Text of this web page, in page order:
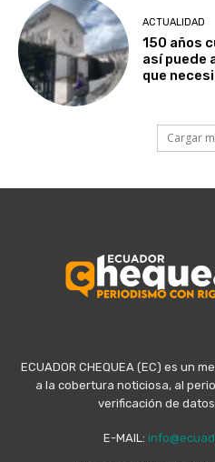
ACTUALIDAD
150 años
así puede
que
Cargar
ECUADOR CHEQUEA (EC) es un
a la cobertura noticiosa, al
verificación de
E-MAIL: